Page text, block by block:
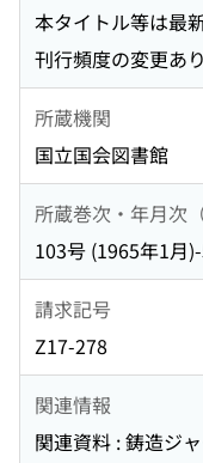
本タイトル等は最
刊行頻度の変更あり
所蔵機関
国立国会図書館
所蔵巻次・年月次
103号 (1965年1月
請求記号
Z17-278
関連情報
関連資料 : 鋳造ジ